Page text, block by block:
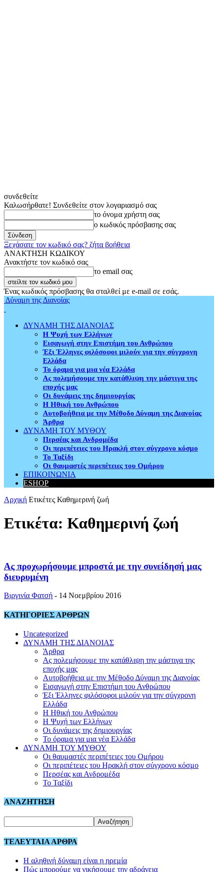
συνδεθείτε
Καλωσήρθατε! Συνδεθείτε στον λογαριασμό σας
το όνομα χρήστη σας
ο κωδικός πρόσβασης σας
Ξεχάσατε τον κωδικό σας? ζήτα βοήθεια
ΑΝΑΚΤΗΣΗ ΚΩΔΙΚΟΥ
Ανακτήστε τον κωδικό σας
το email σας
Ένας κωδικός πρόσβασης θα σταλθεί με e-mail σε εσάς.
Δύναμη της Διανοίας
ΔΥΝΑΜΗ ΤΗΣ ΔΙΑΝΟΙΑΣ
Η Ψυχή των Ελλήνων
Εισαγωγή στην Επιστήμη του Ανθρώπου
Έξι Έλληνες φιλόσοφοι μιλούν για την σύγχρονη
Ελλάδα
Το όραμα για μια νέα Ελλάδα
Ας πολεμήσουμε την κατάθλιψη την μάστιγα της
εποχής μας
Οι δυνάμεις της δημιουργίας
Η Ηθική του Ανθρώπου
Αυτοβοήθεια με την Μέθοδο Δύναμη της Διανοίας
Άρθρα
ΔΥΝΑΜΗ ΤΟΥ ΜΥΘΟΥ
Περσέας και Ανδρομέδα
Οι περιπέτειες του Ηρακλή στον σύγχρονο κόσμο
Το Ταξίδι
Οι θαυμαστές περιπέτειες του Ομήρου
ΕΠΙΚΟΙΝΩΝΙΑ
ESHOP
Αρχική Ετικέτες Καθημερινή ζωή
Ετικέτα: Καθημερινή ζωή
Ας προχωρήσουμε μπροστά με την συνείδησή μας
διευρυμένη
Βιργινία Φατσή - 14 Νοεμβρίου 2016
ΚΑΤΗΓΟΡΙΕΣ ΑΡΘΡΩΝ
Uncategorized
ΔΥΝΑΜΗ ΤΗΣ ΔΙΑΝΟΙΑΣ
Άρθρα
Ας πολεμήσουμε την κατάθλιψη την μάστιγα της
εποχής μας
Αυτοβοήθεια με την Μέθοδο Δύναμη της Διανοίας
Εισαγωγή στην Επιστήμη του Ανθρώπου
Έξι Έλληνες φιλόσοφοι μιλούν για την σύγχρονη
Ελλάδα
Η Ηθική του Ανθρώπου
Η Ψυχή των Ελλήνων
Οι δυνάμεις της δημιουργίας
Το όραμα για μια νέα Ελλάδα
ΔΥΝΑΜΗ ΤΟΥ ΜΥΘΟΥ
Οι θαυμαστές περιπέτειες του Ομήρου
Οι περιπέτειες του Ηρακλή στον σύγχρονο κόσμο
Περσέας και Ανδρομέδα
Το Ταξίδι
ΑΝΑΖΗΤΗΣΗ
ΤΕΛΕΥΤΑΙΑ ΑΡΘΡΑ
Η αληθινή δύναμη είναι η ηρεμία
Πώς μπορούμε να νικήσουμε την αδράνεια